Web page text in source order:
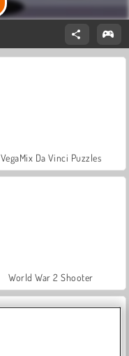
VegaMix Da Vinci Puzzles
World War 2 Shooter